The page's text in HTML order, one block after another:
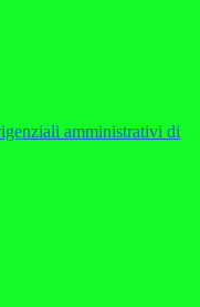
amministrativi di